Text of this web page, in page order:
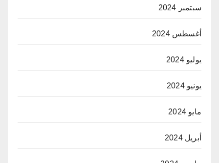
سبتمبر 2024
أغسطس 2024
يوليو 2024
يونيو 2024
مايو 2024
أبريل 2024